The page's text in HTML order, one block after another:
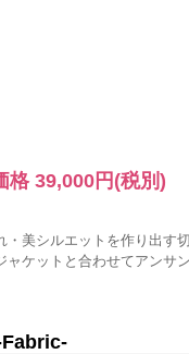
格 39,000円 (税別)
・美シルエットを作り出す
ャケットと合わせてアンサン